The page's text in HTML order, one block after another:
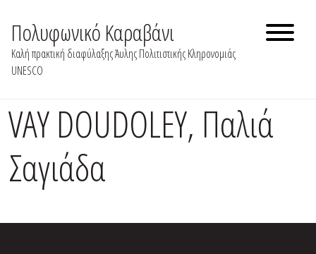
content
Πολυφωνικό Καραβάνι
Καλή πρακτική διαφύλαξης Άυλης Πολιτιστικής Κληρονομιάς
UNESCO
VAY DOUDOLEY, Παλιά
Σαγιάδα